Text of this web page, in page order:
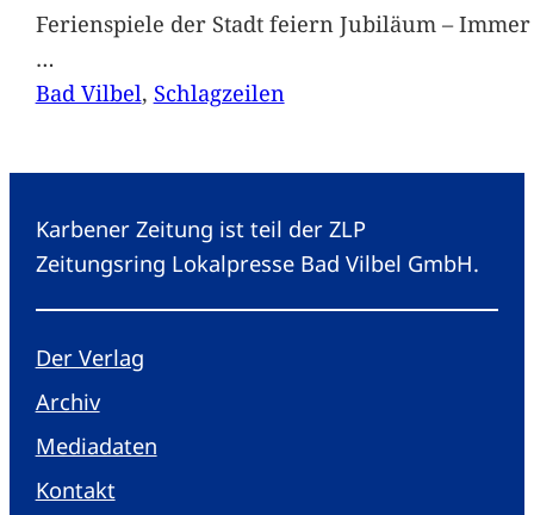
Ferienspiele der Stadt feiern Jubiläum –
…
Bad Vilbel, Schlagzeilen
Karbener Zeitung ist teil der ZLP
Zeitungsring Lokalpresse Bad Vilbel GmbH.
Der Verlag
Archiv
Mediadaten
Kontakt